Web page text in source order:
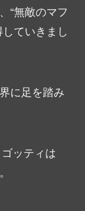
“無敵のマフ
ていきまし
に足を踏み
ッティは